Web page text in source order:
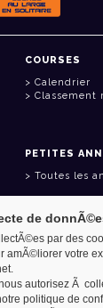
COURSES
Calendrier
Classement
PETITES
Toutes les
de
par des
amÃ©liorer votre
autorisez Ã
politique de